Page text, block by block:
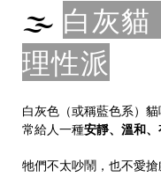
🌫 白灰貓
理性派
白灰色（或稱藍色系）貓
常給人一種安靜、溫和
牠們不太吵鬧，也不愛搶